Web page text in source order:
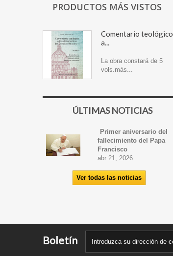
PRODUCTOS MÁS VISTOS
Comentario teológico
a...
La obra constará de 5
vols.más...
ÚLTIMAS NOTICIAS
Primer aniversario del
fallecimiento del Papa
Francisco
abr 21, 2026
Ver todas las noticias
Boletín